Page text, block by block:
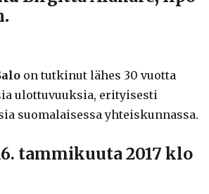
.
on tutkinut lähes 30 vuotta
ulottuvuuksia, erityisesti
suomalaisessa yhteiskunnassa.
tammikuuta 2017 klo